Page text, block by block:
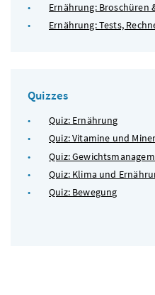
Ernährung: Broschüren
Ernährung: Tests,
Quizzes
Quiz: Ernährung
Quiz: Vitamine und
Quiz:
Quiz: Klima und
Quiz: Bewegung